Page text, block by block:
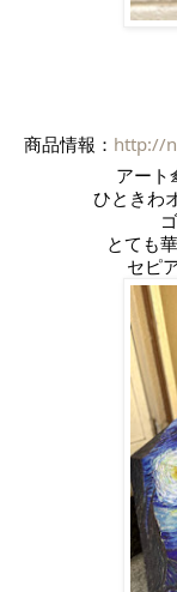
商品情報： http://
アート
ひときわ
とても
セピ